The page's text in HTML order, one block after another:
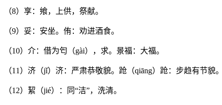
（8）享：飨，上供，祭献。
（9）妥：安坐。侑：劝进酒食。
（10）介：借为匄（gài），求。景福：大福。
（11）济（jǐ）济：严肃恭敬貌。跄（qiāng）跄：步趋有节貌。
（12）絜（jié）：同“洁”，洗清。